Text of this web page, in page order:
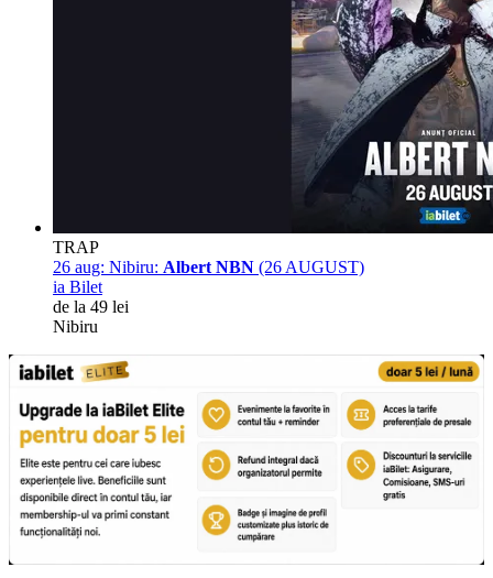
TRAP
26 aug: Nibiru: Albert NBN (26 AUGUST)
ia Bilet
de la 49 lei
Nibiru